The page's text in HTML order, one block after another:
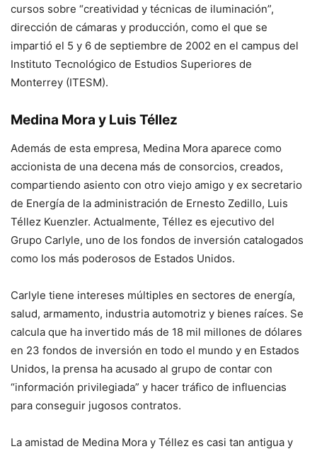
cursos sobre “creatividad y técnicas de iluminación”,
dirección de cámaras y producción, como el que se
impartió el 5 y 6 de septiembre de 2002 en el campus del
Instituto Tecnológico de Estudios Superiores de
Monterrey (ITESM).
Medina Mora y Luis Téllez
Además de esta empresa, Medina Mora aparece como
accionista de una decena más de consorcios, creados,
compartiendo asiento con otro viejo amigo y ex secretario
de Energía de la administración de Ernesto Zedillo, Luis
Téllez Kuenzler. Actualmente, Téllez es ejecutivo del
Grupo Carlyle, uno de los fondos de inversión catalogados
como los más poderosos de Estados Unidos.
Carlyle tiene intereses múltiples en sectores de energía,
salud, armamento, industria automotriz y bienes raíces. Se
calcula que ha invertido más de 18 mil millones de dólares
en 23 fondos de inversión en todo el mundo y en Estados
Unidos, la prensa ha acusado al grupo de contar con
“información privilegiada” y hacer tráfico de influencias
para conseguir jugosos contratos.
La amistad de Medina Mora y Téllez es casi tan antigua y